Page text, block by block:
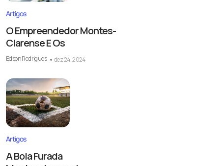
Artigos
O Empreendedor Montes-
Clarense E Os
Edson Rodrigues dez 24, 2024
Artigos
A Bola Furada